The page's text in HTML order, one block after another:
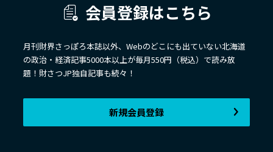
会員登録はこちら
月刊財界さっぽろ本誌以外、Webのどこにも出ていない北海道
の政治・経済記事5000本以上が毎月550円（税込）で読み放
題！財さつJP独自記事も続々！
新規会員登録